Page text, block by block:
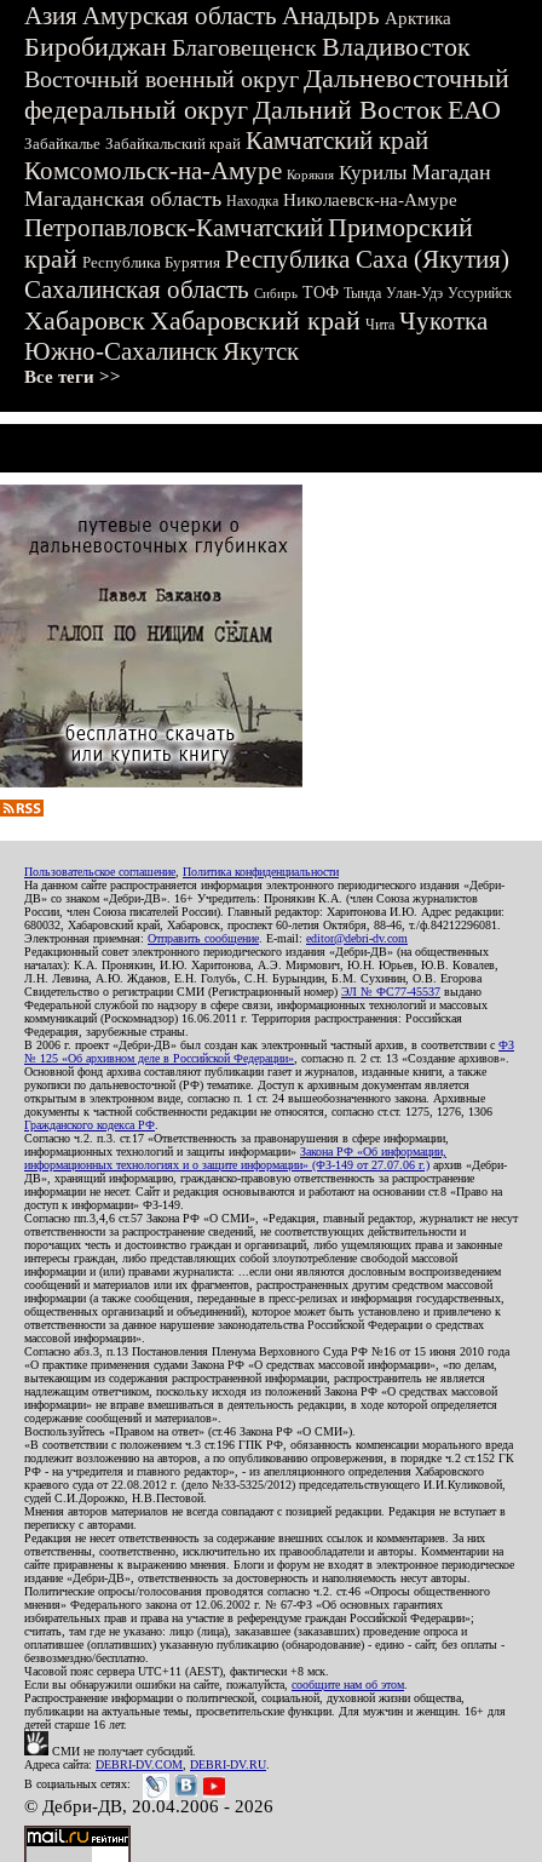
АзияАмурская область Анадырь Арктика
БиробиджанБлаговещенскВладивосток
Восточный военный округДальневосточный
федеральный округДальний ВостокЕАО
Забайкалье Забайкальский край Камчатский край
Комсомольск-на-Амуре Корякия Курилы Магадан
Магаданская область Находка Николаевск-на-Амуре
Петропавловск-КамчатскийПриморский
край Республика Бурятия Республика Саха (Якутия)
Сахалинская область Сибирь ТОФ Тында Улан-Удэ Уссурийск
ХабаровскХабаровский край Чита Чукотка
Южно-СахалинскЯкутск
Все теги >>
Пользовательское соглашение Политика конфиденциальности
На данном сайте распространяется информация электронного периодического издания «Дебри-
ДВ» со знаком «Дебри-ДВ». 16+ Учредитель: Пронякин К.А. (член Союза журналистов
России, член Союза писателей России). Главный редактор: Харитонова И.Ю. Адрес редакции:
680032, Хабаровский край, Хабаровск, проспект 60-летия Октября, 88-46, т./ф.84212296081.
Электронная приемная: Отправить сообщение . E-mail: editor@debri-dv.com
Редакционный совет электронного периодического издания «Дебри-ДВ» (на общественных
началах): К.А. Пронякин, И.Ю. Харитонова, А.Э. Мирмович, Ю.Н. Юрьев, Ю.В. Ковалев,
Л.Н. Левина, А.Ю. Жданов, Е.Н. Голубь, С.Н. Бурындин, Б.М. Сухинин, О.В. Егорова
Свидетельство о регистрации СМИ (Регистрационный номер) ЭЛ № ФС77-45537 выдано
Федеральной службой по надзору в сфере связи, информационных технологий и массовых
коммуникаций (Роскомнадзор) 16.06.2011 г. Территория распространения: Российская
Федерация, зарубежные страны.
В 2006 г. проект «Дебри-ДВ» был создан как электронный частный архив, в соответствии с ФЗ
№ 125 «Об архивном деле в Российской Федерации» , согласно п. 2 ст. 13 «Создание архивов».
Основной фонд архива составляют публикации газет и журналов, изданные книги, а также
рукописи по дальневосточной (РФ) тематике. Доступ к архивным документам является
открытым в электронном виде, согласно п. 1 ст. 24 вышеобозначенного закона. Архивные
документы к частной собственности редакции не относятся, согласно ст.ст. 1275, 1276, 1306
Гражданского кодекса РФ
Согласно ч.2. п.3. ст.17 «Ответственность за правонарушения в сфере информации,
информационных технологий и защиты информации» Закона РФ «Об информации,
информационных технологиях и о защите информации» (ФЗ-149 от 27.07.06 г.) архив «Дебри-
ДВ», хранящий информацию, гражданско-правовую ответственность за распространение
информации не несет. Сайт и редакция основываются и работают на основании ст.8 «Право на
доступ к информации» ФЗ-149.
Согласно пп.3,4,6 ст.57 Закона РФ «О СМИ», «Редакция, главный редактор, журналист не несут
ответственности за распространение сведений, не соответствующих действительности и
порочащих честь и достоинство граждан и организаций, либо ущемляющих права и законные
интересы граждан, либо представляющих собой злоупотребление свободой массовой
информации и (или) правами журналиста: ...если они являются дословным воспроизведением
сообщений и материалов или их фрагментов, распространенных другим средством массовой
информации (а также сообщения, переданные в пресс-релизах и информация государственных,
общественных организаций и объединений), которое может быть установлено и привлечено к
ответственности за данное нарушение законодательства Российской Федерации о средствах
массовой информации».
Согласно абз.3, п.13 Постановления Пленума Верховного Суда РФ №16 от 15 июня 2010 года
«О практике применения судами Закона РФ «О средствах массовой информации», «по делам,
вытекающим из содержания распространенной информации, распространитель не является
надлежащим ответчиком, поскольку исходя из положений Закона РФ «О средствах массовой
информации» не вправе вмешиваться в деятельность редакции, в ходе которой определяется
содержание сообщений и материалов».
Воспользуйтесь «Правом на ответ» (ст.46 Закона РФ «О СМИ»).
«В соответствии с положением ч.3 ст.196 ГПК РФ, обязанность компенсации морального вреда
подлежит возложению на авторов, а по опубликованию опровержения, в порядке ч.2 ст.152 ГК
РФ - на учредителя и главного редактор», - из апелляционного определения Хабаровского
краевого суда от 22.08.2012 г. (дело №33-5325/2012) председательствующего И.И.Куликовой,
судей С.И.Дорожко, Н.В.Пестовой.
Мнения авторов материалов не всегда совпадают с позицией редакции. Редакция не вступает в
переписку с авторами.
Редакция не несет ответственность за содержание внешних ссылок и комментариев. За них
ответственны, соответственно, исключительно их правообладатели и авторы. Комментарии на
сайте приравнены к выражению мнения. Блоги и форум не входят в электронное периодическое
издание «Дебри-ДВ», ответственность за достоверность и наполняемость несут авторы.
Политические опросы/голосования проводятся согласно ч.2. ст.46 «Опросы общественного
мнения» Федерального закона от 12.06.2002 г. № 67-ФЗ «Об основных гарантиях
избирательных прав и права на участие в референдуме граждан Российской Федерации»;
считать, там где не указано: лицо (лица), заказавшее (заказавших) проведение опроса и
оплатившее (оплативших) указанную публикацию (обнародование) - едино - сайт, без оплаты -
безвозмездно/бесплатно.
Часовой пояс сервера UTC+11 (AEST), фактически +8 мск.
Если вы обнаружили ошибки на сайте, пожалуйста, сообщите нам об этом
Распространение информации о политической, социальной, духовной жизни общества,
публикации на актуальные темы, просветительские функции. Для мужчин и женщин. 16+ для
детей старше 16 лет.
СМИ не получает субсидий.
Адреса сайта: DEBRI-DV.COM DEBRI-DV.RU
В социальных сетях:
© Дебри-ДВ, 20.04.2006 - 2026